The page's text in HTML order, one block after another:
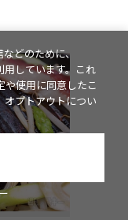
どのために、
用しています。これ
や使用に同意したこ
オプトアウトについ